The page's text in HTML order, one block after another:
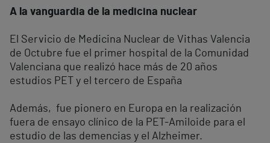
A la vanguardia de la medicina nuclear
El Servicio de Medicina Nuclear de Vithas Valencia
de Octubre fue el primer hospital de la Comunidad
Valenciana que realizó hace más de 20 años
estudios PET y el tercero de España
Además, fue pionero en Europa en la realización
fuera de ensayo clínico de la PET-Amiloide para el
estudio de las demencias y el Alzheimer.